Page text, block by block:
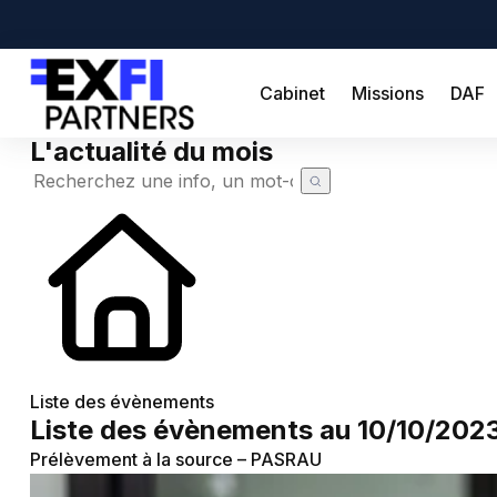
Cabinet Missions DAF
Cabinet
DAF
Créateur
Simulateurs
Recherche de code APE
Chômage partiel
Actualité à la une
Calendrier fiscal
Demande de devis
L'actualité du mois
Liste des évènements
Liste des évènements au 10/10/
Prélèvement à la source – PASRAU